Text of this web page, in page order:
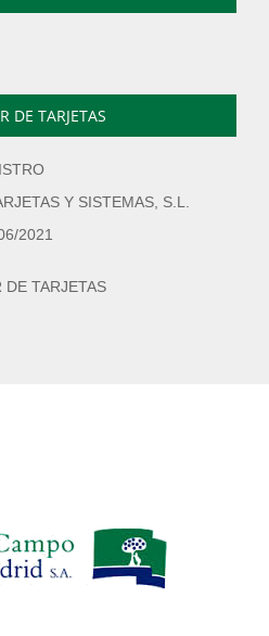
DE TARJETAS
Y SISTEMAS, S.L.
2021
TARJETAS